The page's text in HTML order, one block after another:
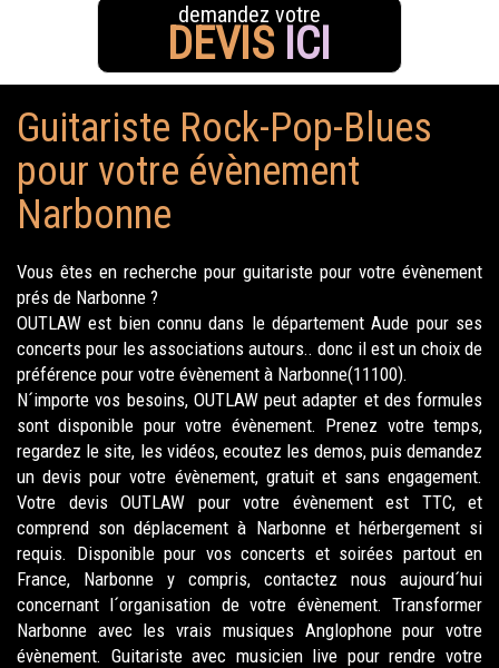
demandez votre
DEVIS ICI
Guitariste Rock-Pop-Blues
pour votre évènement
Narbonne
Vous êtes en recherche pour guitariste pour votre évènement
prés de Narbonne ?
OUTLAW est bien connu dans le département Aude pour ses
concerts pour les associations autours.. donc il est un choix de
préférence pour votre évènement à Narbonne(11100).
N´importe vos besoins, OUTLAW peut adapter et des formules
sont disponible pour votre évènement. Prenez votre temps,
regardez le site, les vidéos, ecoutez les demos, puis demandez
un devis pour votre évènement, gratuit et sans engagement.
Votre devis OUTLAW pour votre évènement est TTC, et
comprend son déplacement à Narbonne et hérbergement si
requis. Disponible pour vos concerts et soirées partout en
France, Narbonne y compris, contactez nous aujourd´hui
concernant l´organisation de votre évènement. Transformer
Narbonne avec les vrais musiques Anglophone pour votre
évènement. Guitariste avec musicien live pour rendre votre